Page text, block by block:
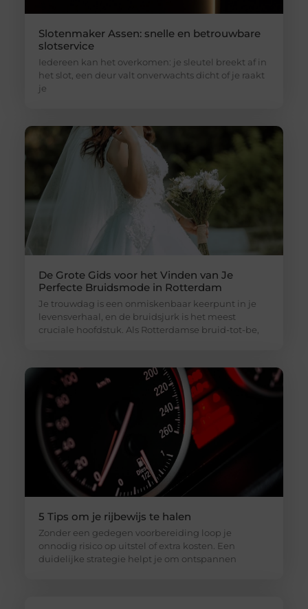
Slotenmaker Assen: snelle en betrouwbare
slotservice
Iedereen kan het overkomen: je sleutel breekt af in
het slot, een deur valt onverwachts dicht of je raakt
je
De Grote Gids voor het Vinden van Je
Perfecte Bruidsmode in Rotterdam
Je trouwdag is een onmiskenbaar keerpunt in je
levensverhaal, en de bruidsjurk is het meest
cruciale hoofdstuk. Als Rotterdamse bruid-tot-be,
5 Tips om je rijbewijs te halen
Zonder een gedegen voorbereiding loop je
onnodig risico op uitstel of extra kosten. Een
duidelijke strategie helpt je om ontspannen